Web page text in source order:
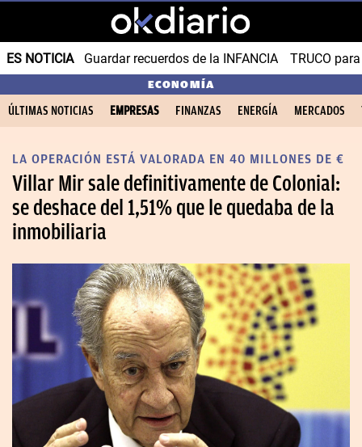
ES NOTICIA Guardar recuerdos de la INFANCIA TRUCO
ECONOMÍA
ÚLTIMAS NOTICIAS EMPRESAS FINANZAS ENERGÍA MERCADOS
LA OPERACIÓN ESTÁ VALORADA EN 40 MILLONES DE €
Villar Mir sale definitivamente de Colonial:
se deshace del 1,51% que le quedaba de la
inmobiliaria